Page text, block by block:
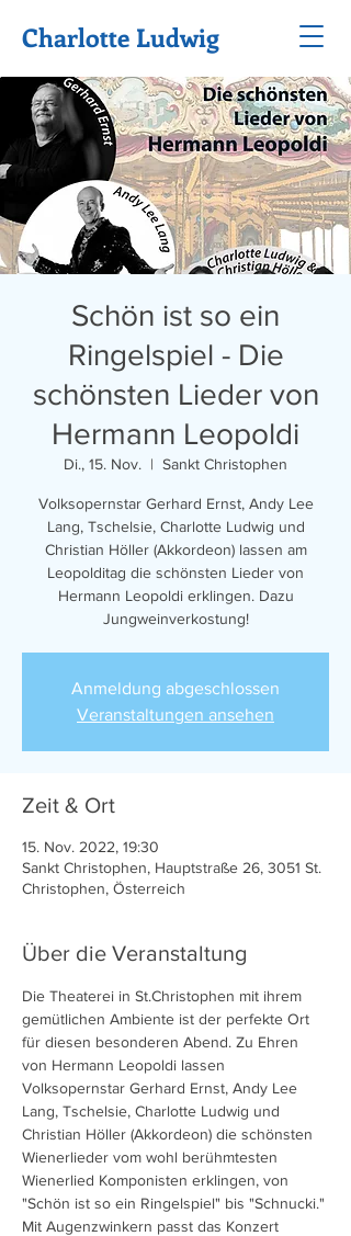
Charlotte Ludwig
Schön ist so ein
Ringelspiel - Die
schönsten Lieder von
Hermann Leopoldi
Di., 15. Nov.
  |
Sankt Christophen
Volksopernstar Gerhard Ernst, Andy Lee
Lang, Tschelsie, Charlotte Ludwig und
Christian Höller (Akkordeon) lassen am
Leopolditag die schönsten Lieder von
Hermann Leopoldi erklingen. Dazu
Jungweinverkostung!
Anmeldung abgeschlossen
Veranstaltungen ansehen
Zeit & Ort
15. Nov. 2022, 19:30
Sankt Christophen, Hauptstraße 26, 3051 St.
Christophen, Österreich
Über die Veranstaltung
Die Theaterei in St.Christophen mit ihrem
gemütlichen Ambiente ist der perfekte Ort
für diesen besonderen Abend. Zu Ehren
von Hermann Leopoldi lassen
Volksopernstar Gerhard Ernst, Andy Lee
Lang, Tschelsie, Charlotte Ludwig und
Christian Höller (Akkordeon) die schönsten
Wienerlieder vom wohl berühmtesten
Wienerlied Komponisten erklingen, von
"Schön ist so ein Ringelspiel" bis "Schnucki."
Mit Augenzwinkern passt das Konzert